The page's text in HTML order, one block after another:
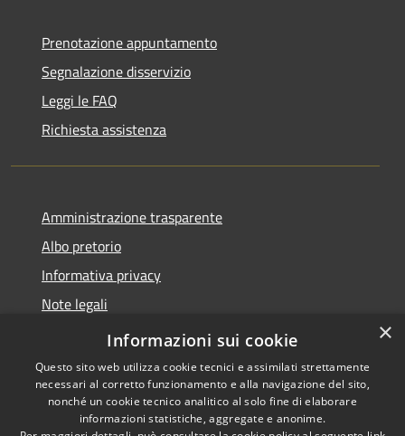
Prenotazione appuntamento
Segnalazione disservizio
Leggi le FAQ
Richiesta assistenza
Amministrazione trasparente
Albo pretorio
Informativa privacy
Note legali
Dichiarazione di accessibilità
Copyright © 2026 • Comune di
×
Informazioni sui cookie
Questo sito web utilizza cookie tecnici e assimilati strettamente
necessari al corretto funzionamento e alla navigazione del sito,
nonché un cookie tecnico analitico al solo fine di elaborare
informazioni statistiche, aggregate e anonime.